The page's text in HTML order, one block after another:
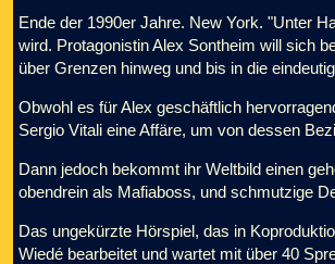
Ende der 1990er Jahre. New York. "Unter
wird. Protagonistin Alex Sontheim will sich
über Grenzen hinweg und bis in die
Obwohl es für Alex geschäftlich
Sergio Vitali eine Affäre, um von dessen
Dann jedoch bekommt ihr Weltbild einen
obendrein als Mafiaboss, und schmutzige
Das ungekürzte Hörspiel, das in
Wiedé bearbeitet und wartet mit über 40